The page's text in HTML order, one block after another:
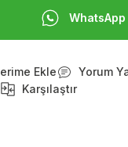
Yorum
Karşılaştır